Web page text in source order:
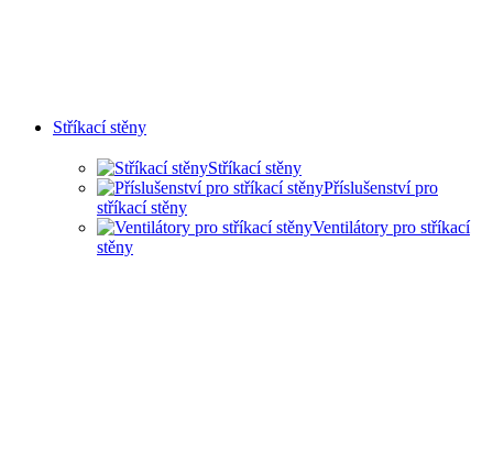
Stříkací stěny
Stříkací stěny
Příslušenství pro
stříkací stěny
Ventilátory pro stříkací
stěny